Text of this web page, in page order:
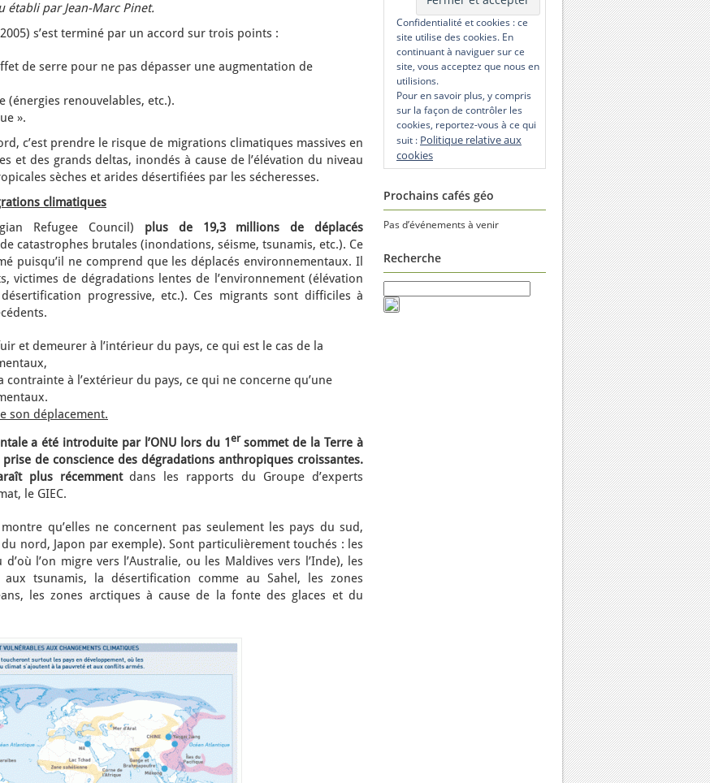
établi par Jean-Marc Pinet.
s’est terminé par un accord sur trois points :
de serre pour ne pas dépasser une augmentation de
(énergies renouvelables, etc.).
».
c’est prendre le risque de migrations climatiques massives en
et des grands deltas, inondés à cause de l’élévation du niveau
sèches et arides désertifiées par les sécheresses.
climatiques
Refugee Council) plus de 19,3 millions de déplacés
catastrophes brutales (inondations, séisme, tsunamis, etc.). Ce
puisqu’il ne comprend que les déplacés environnementaux. Il
victimes de dégradations lentes de l’environnement (élévation
progressive, etc.). Ces migrants sont difficiles à
et demeurer à l’intérieur du pays, ce qui est le cas de la
à l’extérieur du pays, ce qui ne concerne qu’une
son déplacement.
a été introduite par l’ONU lors du 1er sommet de la Terre à
de conscience des dégradations anthropiques croissantes.
plus récemmentdans les rapports du Groupe d’experts
le GIEC.
montre qu’elles ne concernent pas seulement les pays du sud,
nord, Japon par exemple). Sont particulièrement touchés : les
l’on migre vers l’Australie, ou les Maldives vers l’Inde), les
tsunamis, la désertification comme au Sahel, les zones
les zones arctiques à cause de la fonte des glaces et du
Confidentialité et cookies : ce
site utilise des cookies. En
continuant à naviguer sur ce
site, vous acceptez que nous en
utilisions.
Pour en savoir plus, y compris
sur la façon de contrôler les
cookies, reportez-vous à ce qui
suit : Politique relative aux
cookies
Prochains cafés géo
Pas d’événements à venir
Recherche